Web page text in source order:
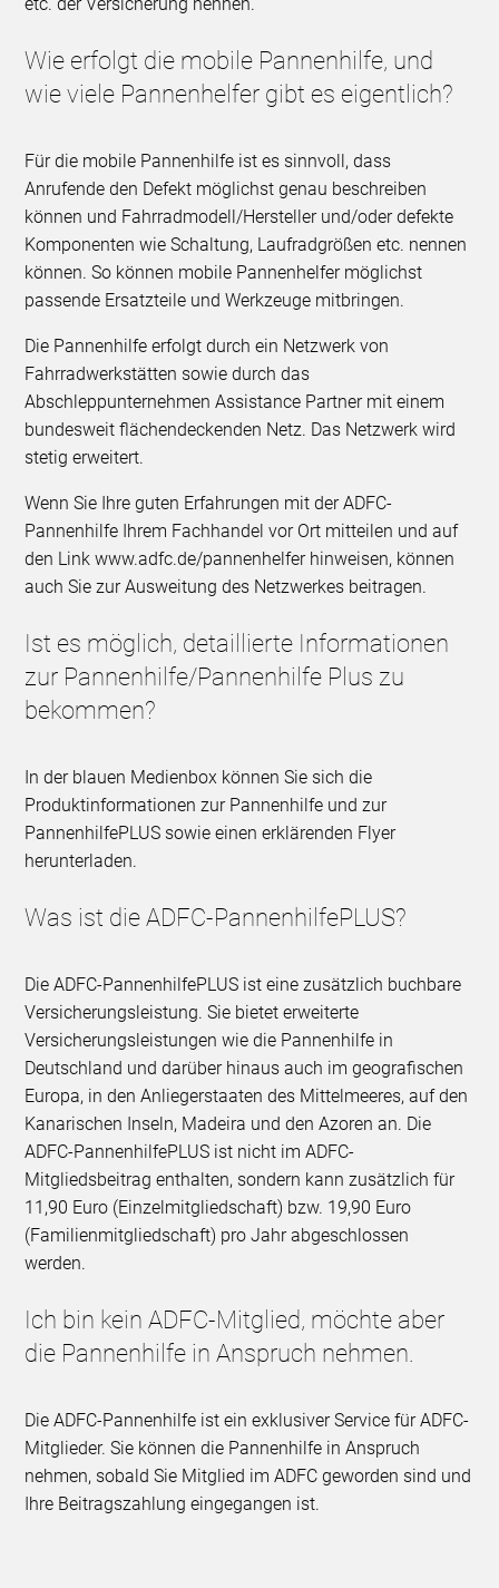
Wie erfolgt die mobile Pannenhilfe, und
wie viele Pannenhelfer gibt es eigentlich?
Für die mobile Pannenhilfe ist es sinnvoll, dass
Anrufende den Defekt möglichst genau beschreiben
können und Fahrradmodell/Hersteller und/oder defekte
Komponenten wie Schaltung, Laufradgrößen etc. nennen
können. So können mobile Pannenhelfer möglichst
passende Ersatzteile und Werkzeuge mitbringen.
Die Pannenhilfe erfolgt durch ein Netzwerk von
Fahrradwerkstätten sowie durch das
Abschleppunternehmen Assistance Partner mit einem
bundesweit flächendeckenden Netz. Das Netzwerk wird
stetig erweitert.
Wenn Sie Ihre guten Erfahrungen mit der ADFC-
Pannenhilfe Ihrem Fachhandel vor Ort mitteilen und auf
den Link www.adfc.de/pannenhelfer hinweisen, können
auch Sie zur Ausweitung des Netzwerkes beitragen.
Ist es möglich, detaillierte Informationen
zur Pannenhilfe/Pannenhilfe Plus zu
bekommen?
In der blauen Medienbox können Sie sich die
Produktinformationen zur Pannenhilfe und zur
PannenhilfePLUS sowie einen erklärenden Flyer
herunterladen.
Was ist die ADFC-PannenhilfePLUS?
Die ADFC-PannenhilfePLUS ist eine zusätzlich buchbare
Versicherungsleistung. Sie bietet erweiterte
Versicherungsleistungen wie die Pannenhilfe in
Deutschland und darüber hinaus auch im geografischen
Europa, in den Anliegerstaaten des Mittelmeeres, auf den
Kanarischen Inseln, Madeira und den Azoren an. Die
ADFC-PannenhilfePLUS ist nicht im ADFC-
Mitgliedsbeitrag enthalten, sondern kann zusätzlich für
11,90 Euro (Einzelmitgliedschaft) bzw. 19,90 Euro
(Familienmitgliedschaft) pro Jahr abgeschlossen
werden.
Ich bin kein ADFC-Mitglied, möchte aber
die Pannenhilfe in Anspruch nehmen.
Die ADFC-Pannenhilfe ist ein exklusiver Service für ADFC-
Mitglieder. Sie können die Pannenhilfe in Anspruch
nehmen, sobald Sie Mitglied im ADFC geworden sind und
Ihre Beitragszahlung eingegangen ist.